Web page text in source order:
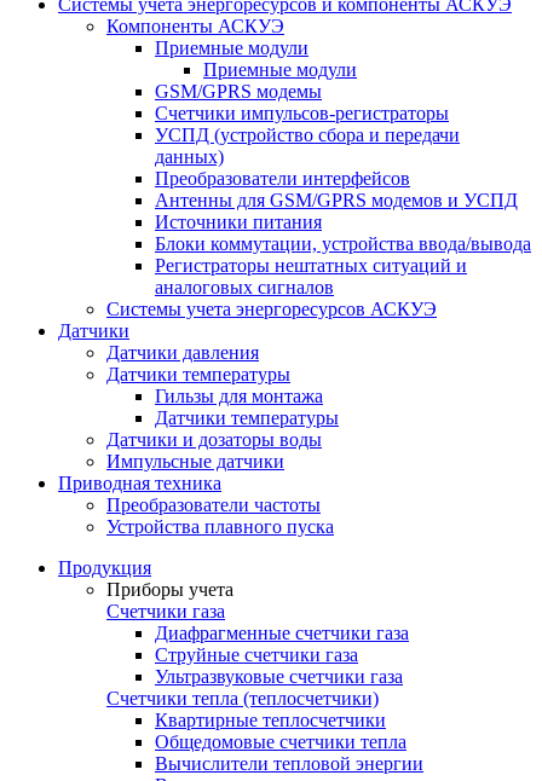
Системы учета энергоресурсов и компоненты АСКУЭ
Компоненты АСКУЭ
Приемные модули
Приемные модули
GSM/GPRS модемы
Счетчики импульсов-регистраторы
УСПД (устройство сбора и передачи
данных)
Преобразователи интерфейсов
Антенны для GSM/GPRS модемов и УСПД
Источники питания
Блоки коммутации, устройства ввода/вывода
Регистраторы нештатных ситуаций и
аналоговых сигналов
Системы учета энергоресурсов АСКУЭ
Датчики
Датчики давления
Датчики температуры
Гильзы для монтажа
Датчики температуры
Датчики и дозаторы воды
Импульсные датчики
Приводная техника
Преобразователи частоты
Устройства плавного пуска
Продукция
Приборы учета
Счетчики газа
Диафрагменные счетчики газа
Струйные счетчики газа
Ультразвуковые счетчики газа
Счетчики тепла (теплосчетчики)
Квартирные теплосчетчики
Общедомовые счетчики тепла
Вычислители тепловой энергии